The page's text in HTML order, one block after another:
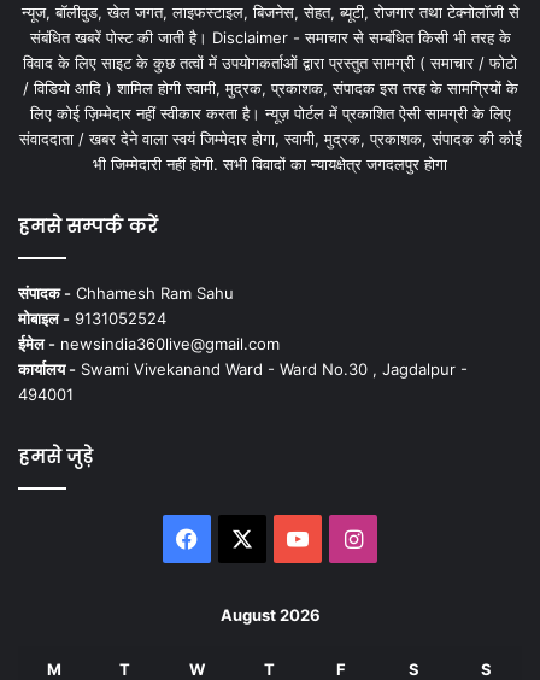
न्यूज, बॉलीवुड, खेल जगत, लाइफस्टाइल, बिजनेस, सेहत, ब्यूटी, रोजगार तथा टेक्नोलॉजी से
संबंधित खबरें पोस्ट की जाती है। Disclaimer - समाचार से सम्बंधित किसी भी तरह के
विवाद के लिए साइट के कुछ तत्वों में उपयोगकर्ताओं द्वारा प्रस्तुत सामग्री ( समाचार / फोटो
/ विडियो आदि ) शामिल होगी स्वामी, मुद्रक, प्रकाशक, संपादक इस तरह के सामग्रियों के
लिए कोई ज़िम्मेदार नहीं स्वीकार करता है। न्यूज़ पोर्टल में प्रकाशित ऐसी सामग्री के लिए
संवाददाता / खबर देने वाला स्वयं जिम्मेदार होगा, स्वामी, मुद्रक, प्रकाशक, संपादक की कोई
भी जिम्मेदारी नहीं होगी. सभी विवादों का न्यायक्षेत्र जगदलपुर होगा
हमसे सम्पर्क करें
संपादक - Chhamesh Ram Sahu
मोबाइल - 9131052524
ईमेल - newsindia360live@gmail.com
कार्यालय - Swami Vivekanand Ward - Ward No.30 , Jagdalpur -
494001
हमसे जुड़े
Facebook YouTubeInstagram
August 2026
M T W T F S S